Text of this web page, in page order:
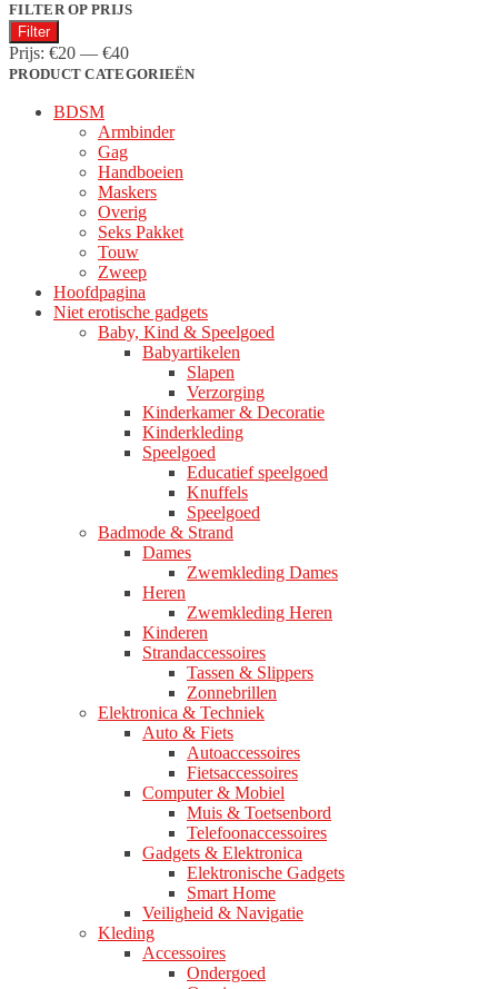
FILTER OP PRIJS
Min.
prijs
Max.
prijs
Filter
Prijs: €20 — €40
PRODUCT CATEGORIEËN
BDSM
Armbinder
Gag
Handboeien
Maskers
Overig
Seks Pakket
Touw
Zweep
Hoofdpagina
Niet erotische gadgets
Baby, Kind & Speelgoed
Babyartikelen
Slapen
Verzorging
Kinderkamer & Decoratie
Kinderkleding
Speelgoed
Educatief speelgoed
Knuffels
Speelgoed
Badmode & Strand
Dames
Zwemkleding Dames
Heren
Zwemkleding Heren
Kinderen
Strandaccessoires
Tassen & Slippers
Zonnebrillen
Elektronica & Techniek
Auto & Fiets
Autoaccessoires
Fietsaccessoires
Computer & Mobiel
Muis & Toetsenbord
Telefoonaccessoires
Gadgets & Elektronica
Elektronische Gadgets
Smart Home
Veiligheid & Navigatie
Kleding
Accessoires
Ondergoed